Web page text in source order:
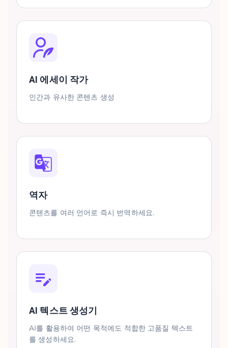
AI 에세이 작가
인간과 유사한 콘텐츠 생성
역자
콘텐츠를 여러 언어로 즉시 번역하세요.
AI 텍스트 생성기
AI를 활용하여 어떤 목적에도 적합한 고품질 텍스트
를 생성하세요.